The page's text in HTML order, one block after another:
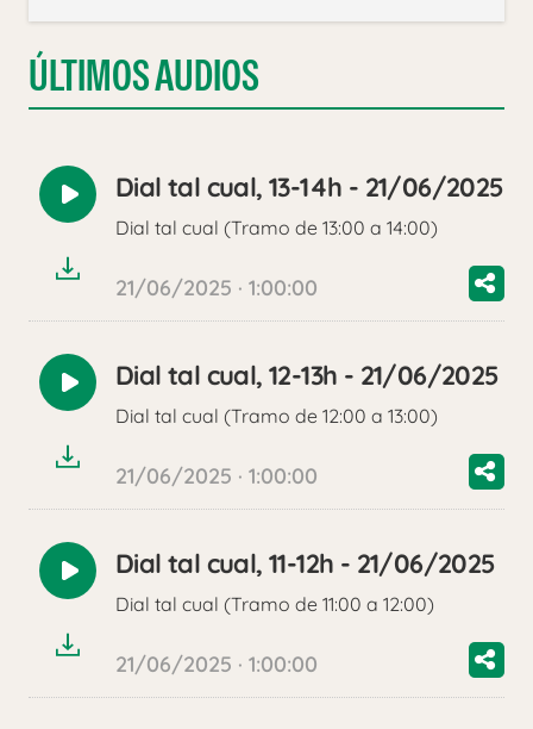
ÚLTIMOS AUDIOS
Reproducir
audio
Dial tal cual, 13-14h - 21/06/2025
Dial tal cual (Tramo de 13:00 a 14:00)
21/06/2025 · 1:00:00
Reproducir
audio
Dial tal cual, 12-13h - 21/06/2025
Dial tal cual (Tramo de 12:00 a 13:00)
21/06/2025 · 1:00:00
Reproducir
audio
Dial tal cual, 11-12h - 21/06/2025
Dial tal cual (Tramo de 11:00 a 12:00)
21/06/2025 · 1:00:00